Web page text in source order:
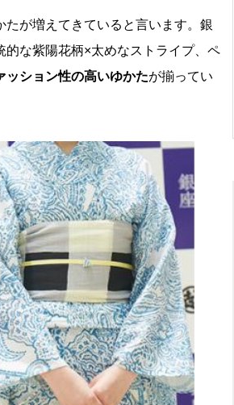
たが増えてきていると言います。銀
な紫陽花柄×太めなストライプ、ペ
ッション性の高いゆかたが揃ってい